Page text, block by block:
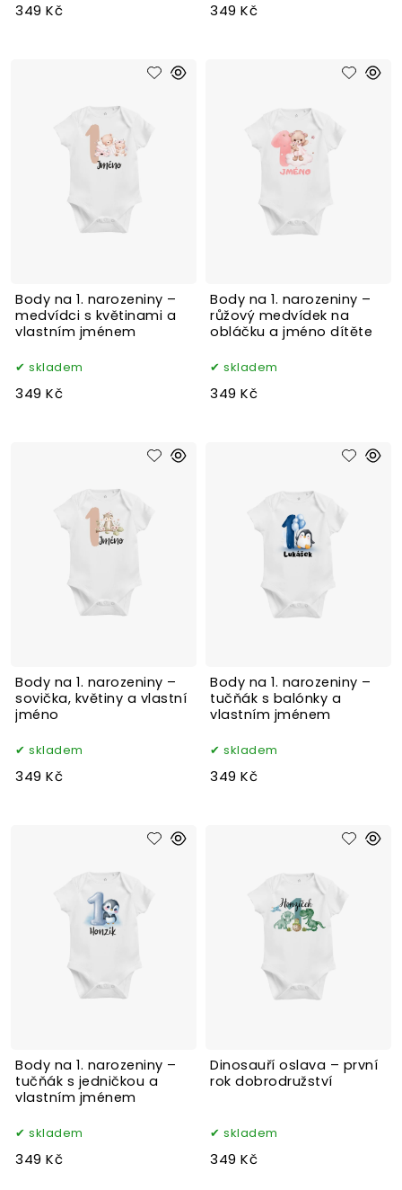
349 Kč 349 Kč
Body na 1. narozeniny –
medvídci s květinami a
vlastním jménem
skladem
349 Kč
Body na 1. narozeniny –
růžový medvídek na
obláčku a jméno dítěte
skladem
349 Kč
Body na 1. narozeniny –
sovička, květiny a vlastní
jméno
skladem
349 Kč
Body na 1. narozeniny –
tučňák s balónky a
vlastním jménem
skladem
349 Kč
Body na 1. narozeniny –
tučňák s jedničkou a
vlastním jménem
skladem
349 Kč
Dinosauří oslava – první
rok dobrodružství
skladem
349 Kč